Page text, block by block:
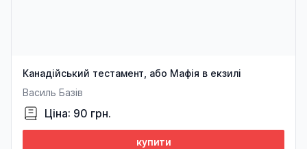
Канадійський тестамент, або Мафія в екзилі
Василь Базів
Ціна: 90 грн.
купити